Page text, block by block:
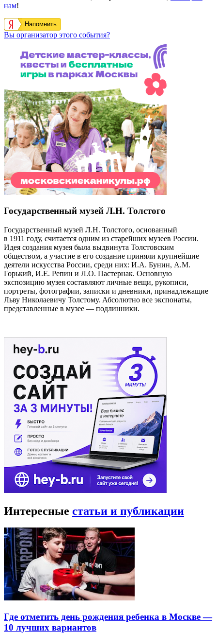
нам!
Напомнить
Вы организатор этого события?
Государственный музей Л.Н. Толстого
Государственный музей Л.Н. Толстого, основанный
в 1911 году, считается одним из старейших музеев России.
Идея создания музея была выдвинута Толстовским
обществом, а участие в его создание приняли крупнейшие
деятели искусства России, среди них: И.А. Бунин, А.М.
Горький, И.Е. Репин и Л.О. Пастернак. Основную
экспозицию музея составляют личные вещи, рукописи,
портреты, фотографии, записки и дневники, принадлежащие
Льву Николаевичу Толстому. Абсолютно все экспонаты,
представленные в музее — подлинники.
Интересные статьи и публикации
Где отметить день рождения ребенка в Москве —
10 лучших вариантов